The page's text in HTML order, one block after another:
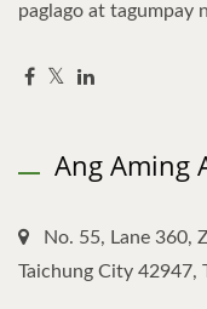
paglago at tagumpay
Ang Aming
No. 55, Lane 360,
Taichung City 42947,